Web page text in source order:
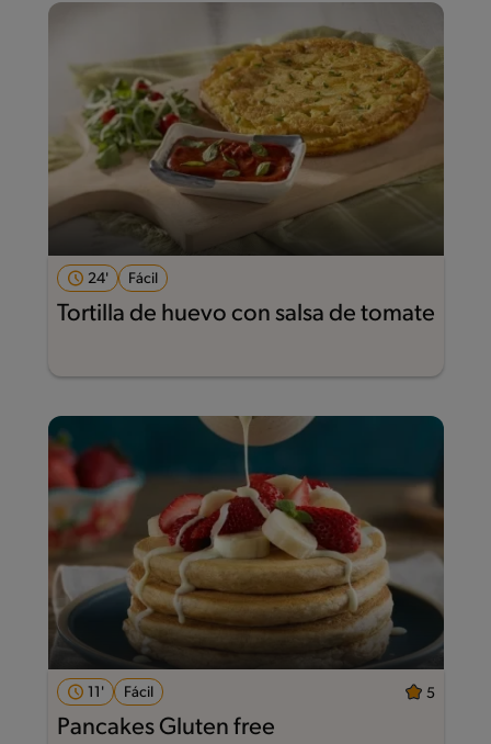
24' Fácil
Tortilla de huevo con salsa de tomate
11' Fácil 5
Pancakes Gluten free